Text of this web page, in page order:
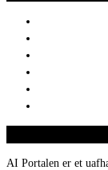
AI Portalen er et